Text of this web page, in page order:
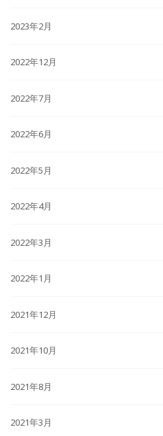
2023年2月
2022年12月
2022年7月
2022年6月
2022年5月
2022年4月
2022年3月
2022年1月
2021年12月
2021年10月
2021年8月
2021年3月